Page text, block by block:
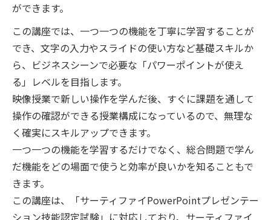
ができます。
この講座では、一つ一つの機能を丁寧に学習することが
でき、文字の入力やスライドの使い方など基礎スキルか
ら、ビジネスシーンで必要な「パワーポイントが使え
る」レベルを目指します。
映像授業で新しい操作を学んだ後、すぐに課題を通して
操作の確認ができる授業構成になっているので、無理な
く確実にスキルアップできます。
一つ一つの機能を学習するだけでなく、総合問題で学ん
だ機能をどの場面で使うと効率が良いかを知ることもで
きます。
この講座は、「サーティファイPowerPointプレゼンテー
ション技能認定試験」に対応しており、サーティファイ